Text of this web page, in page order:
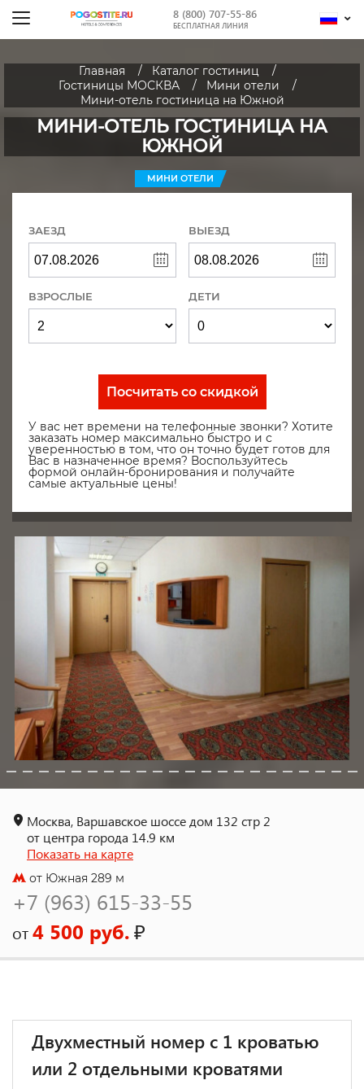
8 (800) 707-55-86
БЕСПЛАТНАЯ ЛИНИЯ
Главная
Каталог гостиниц
Гостиницы МОСКВА
Мини отели
Мини-отель гостиница на Южной
МИНИ-ОТЕЛЬ ГОСТИНИЦА НА
ЮЖНОЙ
МИНИ ОТЕЛИ
ЗАЕЗД ВЫЕЗД
ВЗРОСЛЫЕ ДЕТИ
Посчитать со скидкой
У вас нет времени на телефонные звонки? Хотите
заказать номер максимально быстро и с
уверенностью в том, что он точно будет готов для
Вас в назначенное время? Воспользуйтесь
формой онлайн-бронирования и получайте
самые актуальные цены!
Москва, Варшавское шоссе дом 132 стр 2
от центра города 14.9 км
Показать на карте
от Южная 289 м
+7 (963) 615-33-55
от4 500 руб.₽
Двухместный номер с 1 кроватью
или 2 отдельными кроватями